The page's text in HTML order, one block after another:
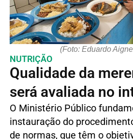
(Foto: Eduardo
NUTRIÇÃO
Qualidade da
será avaliada no
O Ministério Público
instauração do
de normas, que têm o